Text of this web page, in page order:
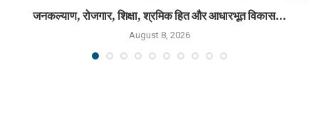
जनकल्याण, रोजगार, शिक्षा, श्रमिक हित और आधारभूत विकास...
August 8, 2026